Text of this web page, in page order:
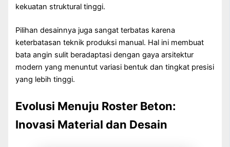
kekuatan struktural tinggi.
Pilihan desainnya juga sangat terbatas karena
keterbatasan teknik produksi manual. Hal ini membuat
bata angin sulit beradaptasi dengan gaya arsitektur
modern yang menuntut variasi bentuk dan tingkat presisi
yang lebih tinggi.
Evolusi Menuju Roster Beton:
Inovasi Material dan Desain